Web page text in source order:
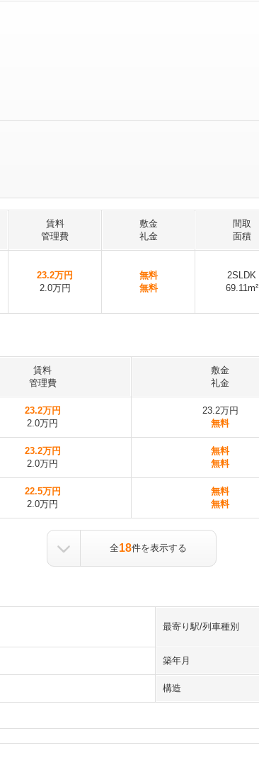
賃料
管理費
敷金
礼金
間取
面積
23.2万円
2.0万円
無料
無料
2SLDK
69.11m²
賃料
管理費
敷金
礼金
23.2万円
2.0万円
23.2万円
無料
23.2万円
2.0万円
無料
無料
22.5万円
2.0万円
無料
無料
全18件を表示する
最寄り駅/列車種別
築年月
構造